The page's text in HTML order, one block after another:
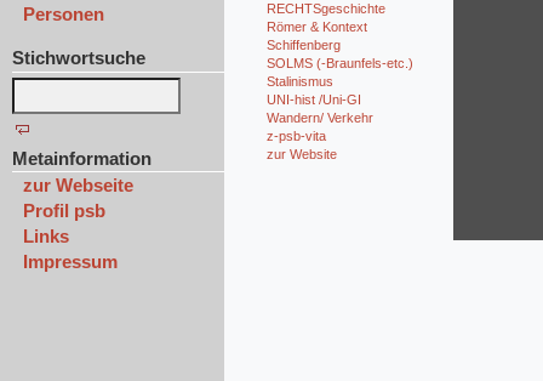
Personen
Stichwortsuche
Metainformation
zur Webseite
Profil psb
Links
Impressum
RECHTSgeschichte
Römer & Kontext
Schiffenberg
SOLMS (-Braunfels-etc.)
Stalinismus
UNI-hist /Uni-GI
Wandern/ Verkehr
z-psb-vita
zur Website